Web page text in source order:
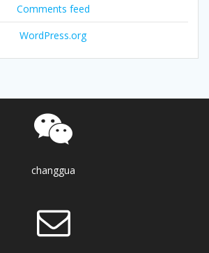
Comments feed
WordPress.org
changgua